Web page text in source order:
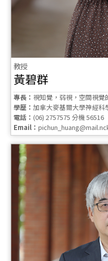
教授
黃碧群
專長： 視知覺，弱視，空間視覺
學歷： 加拿大麥基爾大學神經科
電話： (06) 2757575 分機 56516
Email：